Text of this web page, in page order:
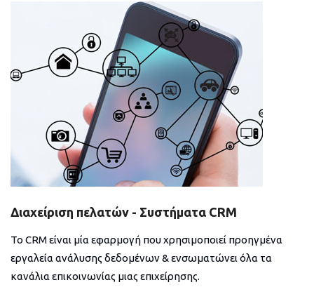
Διαχείριση πελατών - Συστήματα CRM
Το CRM είναι μία εφαρμογή που χρησιμοποιεί προηγμένα
εργαλεία ανάλυσης δεδομένων & ενσωματώνει όλα τα
κανάλια επικοινωνίας μιας επιχείρησης.